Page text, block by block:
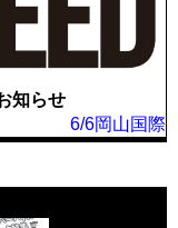
知らせ
6/6岡山国際